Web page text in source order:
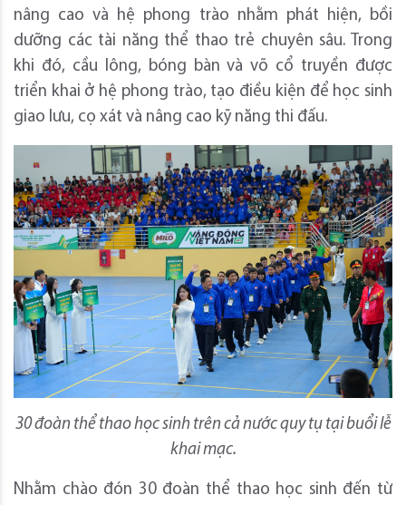
nâng cao và hệ phong trào nhằm phát hiện, bồi
dưỡng các tài năng thể thao trẻ chuyên sâu. Trong
khi đó, cầu lông, bóng bàn và võ cổ truyền được
triển khai ở hệ phong trào, tạo điều kiện để học sinh
giao lưu, cọ xát và nâng cao kỹ năng thi đấu.
30 đoàn thể thao học sinh trên cả nước quy tụ tại buổi lễ
khai mạc.
Nhằm chào đón 30 đoàn thể thao học sinh đến từ